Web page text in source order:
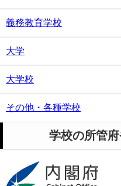
義務教育学校
大学
大学校
その他・各種学校
学校の所管